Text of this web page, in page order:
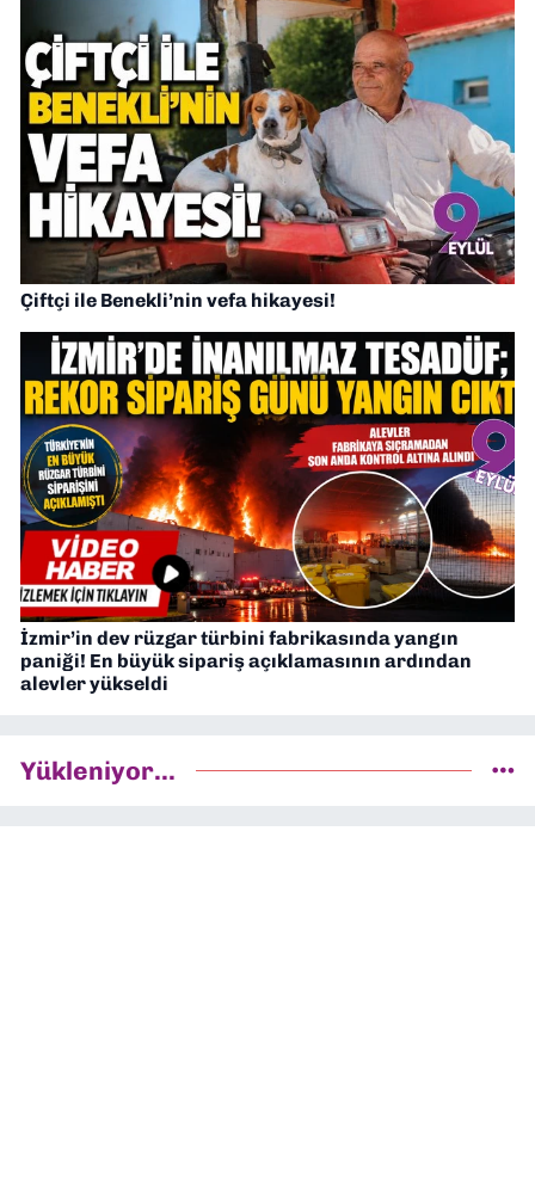
Çiftçi ile Benekli’nin vefa hikayesi!
İzmir’in dev rüzgar türbini fabrikasında yangın
paniği! En büyük sipariş açıklamasının ardından
alevler yükseldi
Yükleniyor...